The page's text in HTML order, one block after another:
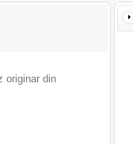
originar din